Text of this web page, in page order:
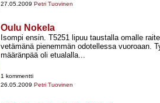
27.05.2009 Petri Tuovinen
Oulu Nokela
Isompi ensin. T5251 lipuu taustalla omalle
vetämänä pienemmän odotellessa vuoroaan.
määränpää oli etualalla...
1 kommentti
26.05.2009 Petri Tuovinen